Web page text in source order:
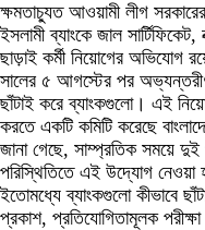
ক্ষমতাচ্যুত আওয়ামী লীগ
ইসলামী ব্যাংকে জাল
ছাড়াই কর্মী নিয়োগের অভিযোগ
সালের ৫ আগস্টের পর
ছাঁটাই করে ব্যাংকগুলো। এই
করতে একটি কমিটি করেছে
জানা গেছে, সাম্প্রতিক সময়ে দুই
পরিস্থিতিতে এই উদ্যোগ নেওয়া
ইতোমধ্যে ব্যাংকগুলো কীভাবে
প্রকাশ, প্রতিযোগিতামূলক